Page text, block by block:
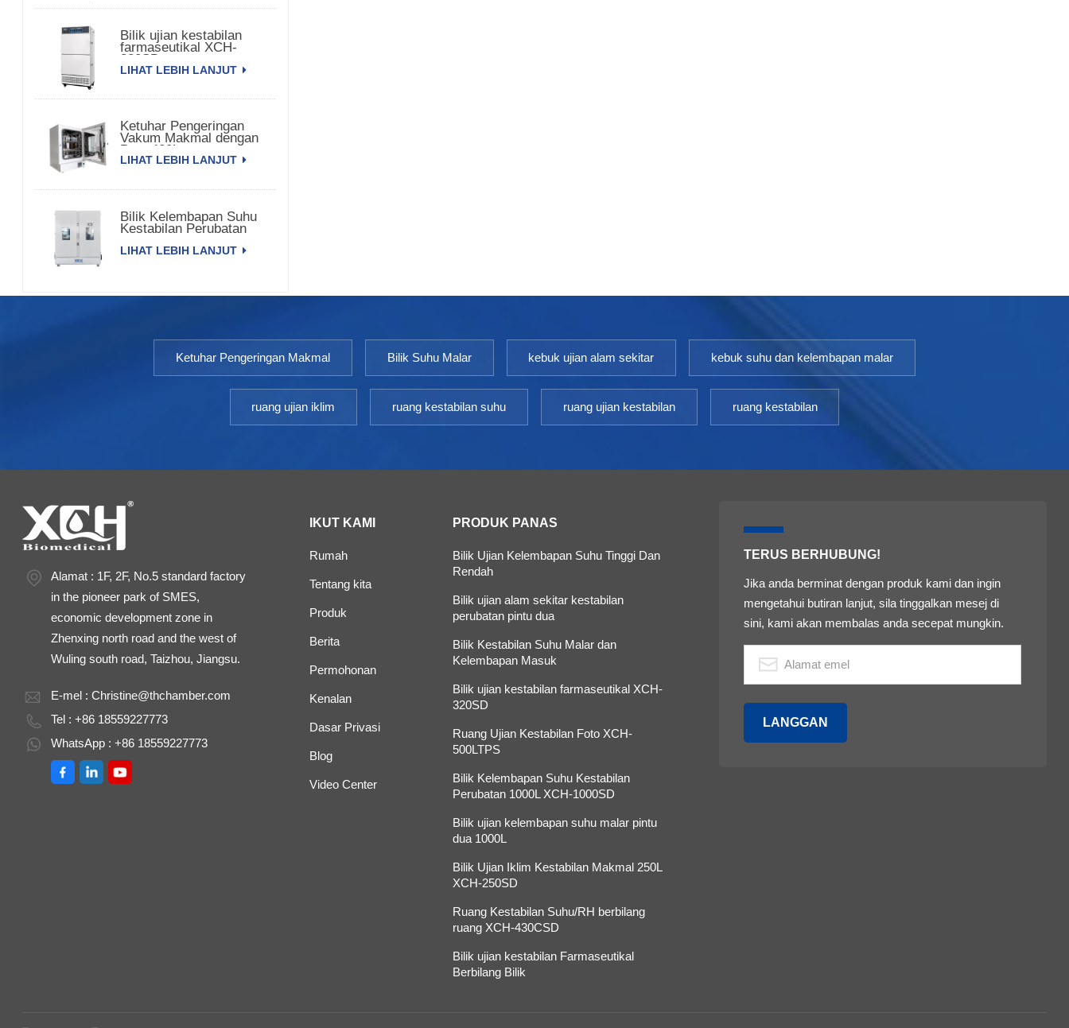
Bilik ujian kestabilan
farmaseutikal XCH-
320SD
LIHAT LEBIH LANJUT
Ketuhar Pengeringan
Vakum Makmal dengan
Pam 420L
LIHAT LEBIH LANJUT
Bilik Kelembapan Suhu
Kestabilan Perubatan
LIHAT LEBIH LANJUT
Ketuhar Pengeringan Makmal Bilik Suhu Malar kebuk ujian alam sekitar kebuk suhu dan kelembapan malar
ruang ujian iklim ruang kestabilan suhu ruang ujian kestabilan ruang kestabilan
Alamat : 1F, 2F, No.5 standard factory
in the pioneer park of SMES,
economic development zone in
Zhenxing north road and the west of
Wuling south road, Taizhou, Jiangsu.
E-mel :Christine@thchamber.com
Tel : +86 18559227773
WhatsApp : +86 18559227773
IKUT KAMI
Rumah
Tentang kita
Produk
Berita
Permohonan
Kenalan
Dasar Privasi
Blog
Video Center
PRODUK PANAS
Bilik Ujian Kelembapan Suhu Tinggi Dan
Rendah
Bilik ujian alam sekitar kestabilan
perubatan pintu dua
Bilik Kestabilan Suhu Malar dan
Kelembapan Masuk
Bilik ujian kestabilan farmaseutikal XCH-
320SD
Ruang Ujian Kestabilan Foto XCH-
500LTPS
Bilik Kelembapan Suhu Kestabilan
Perubatan 1000L XCH-1000SD
Bilik ujian kelembapan suhu malar pintu
dua 1000L
Bilik Ujian Iklim Kestabilan Makmal 250L
XCH-250SD
Ruang Kestabilan Suhu/RH berbilang
ruang XCH-430CSD
Bilik ujian kestabilan Farmaseutikal
Berbilang Bilik
TERUS BERHUBUNG!
Jika anda berminat dengan produk kami dan ingin
mengetahui butiran lanjut, sila tinggalkan mesej di
sini, kami akan membalas anda secepat mungkin.